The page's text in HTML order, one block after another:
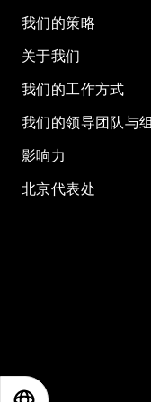
我们的策略
关于我们
我们的工作方式
我们的领导团队与
影响力
北京代表处